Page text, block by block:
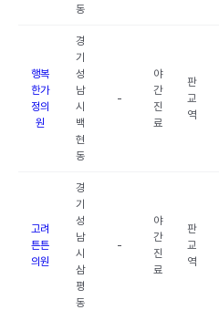
동
행복
한가
정의
원
경
기
성
남
시
백
현
동
-
야
간
진
료
판
교
역
고려
튼튼
의원
경
기
성
남
시
삼
평
동
-
야
간
진
료
판
교
역